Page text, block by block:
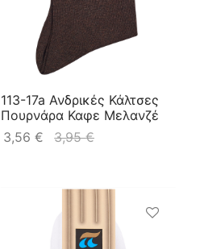
113-17a Ανδρικές Κάλτσες
Πουρνάρα Καφε Μελανζέ
3,56€ 3,95€